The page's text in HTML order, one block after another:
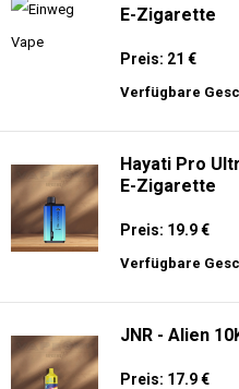
E-Zigarette
Preis: 21 €
Verfügbare
Hayati Pro
E-Zigarette
Preis: 19.9 €
Verfügbare
JNR - Alien
Preis: 17.9 €